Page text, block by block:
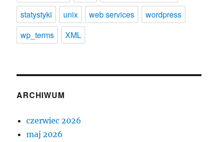
statystyki
unix web services
wordpress
wp_terms
XML
ARCHIWUM
czerwiec 2026
maj 2026